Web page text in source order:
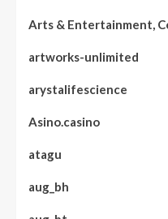
Arts & Entertainment,
artworks-unlimited
arystalifescience
Asino.casino
atagu
aug_bh